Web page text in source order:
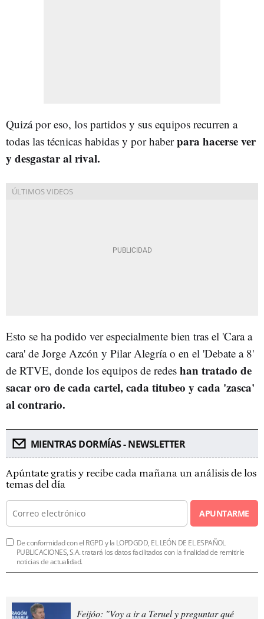
Quizá por eso, los partidos y sus equipos recurren a
todas las técnicas habidas y por haberpara hacerse ver
y desgastar al rival.
Esto se ha podido ver especialmente bien tras el 'Cara a
cara' de Jorge Azcón y Pilar Alegría o en el 'Debate a 8'
de RTVE, donde los equipos de redes han tratado de
sacar oro de cada cartel, cada titubeo y cada 'zasca'
al contrario.
MIENTRAS DORMÍAS - NEWSLETTER
Apúntate gratis y recibe cada mañana un análisis de los
temas del día
APUNTARME
De conformidad con el RGPD y la LOPDGDD, EL LEÓN DE EL ESPAÑOL
PUBLICACIONES, S.A. tratará los datos facilitados con la finalidad de remitirle
noticias de actualidad.
Feijóo: "Voy a ir a Teruel y preguntar qué